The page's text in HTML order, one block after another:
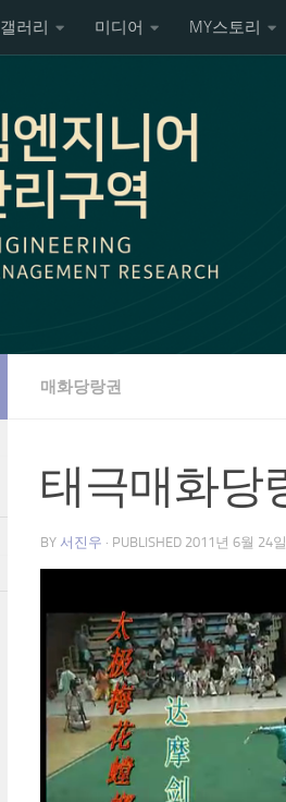
갤러리 미디어 MY스토리
매화당랑권
태극매화당
BY 서진우 · PUBLISHED 2011년 6월 24일